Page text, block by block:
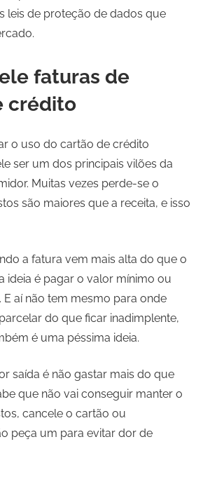
leis de proteção de dados que
faturas de
crédito
o uso do cartão de crédito
ser um dos principais vilões da
Muitas vezes perde-se o
são maiores que a receita, e isso
a fatura vem mais alta do que o
ideia é pagar o valor mínimo ou
E aí não tem mesmo para onde
do que ficar inadimplente,
é uma péssima ideia.
saída é não gastar mais do que
que não vai conseguir manter o
cancele o cartão ou
peça um para evitar dor de